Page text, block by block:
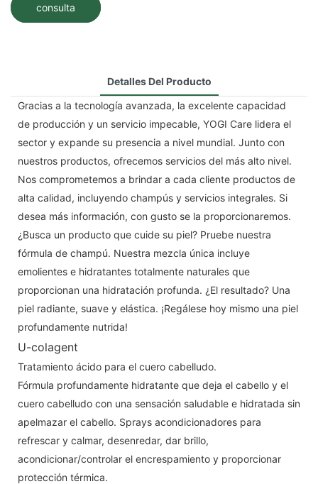
consulta
Detalles Del Producto
Gracias a la tecnología avanzada, la excelente capacidad
de producción y un servicio impecable, YOGI Care lidera el
sector y expande su presencia a nivel mundial. Junto con
nuestros productos, ofrecemos servicios del más alto nivel.
Nos comprometemos a brindar a cada cliente productos de
alta calidad, incluyendo champús y servicios integrales. Si
desea más información, con gusto se la proporcionaremos.
¿Busca un producto que cuide su piel? Pruebe nuestra
fórmula de champú. Nuestra mezcla única incluye
emolientes e hidratantes totalmente naturales que
proporcionan una hidratación profunda. ¿El resultado? Una
piel radiante, suave y elástica. ¡Regálese hoy mismo una piel
profundamente nutrida!
U-colagent
Tratamiento ácido para el cuero cabelludo.
Fórmula profundamente hidratante que deja el cabello y el
cuero cabelludo con una sensación saludable e hidratada sin
apelmazar el cabello. Sprays acondicionadores para
refrescar y calmar, desenredar, dar brillo,
acondicionar/controlar el encrespamiento y proporcionar
protección térmica.